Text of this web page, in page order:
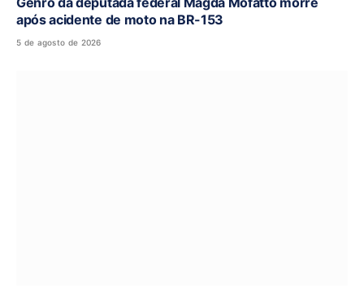
após acidente de moto na BR-153
5 de agosto de 2026